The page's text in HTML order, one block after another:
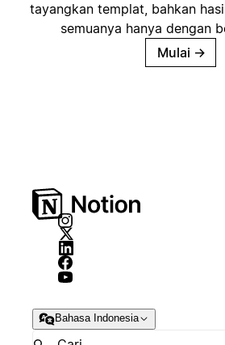
tayangkan templat, bahkan
semuanya hanya dengan
Mulai →
Bahasa Indonesia